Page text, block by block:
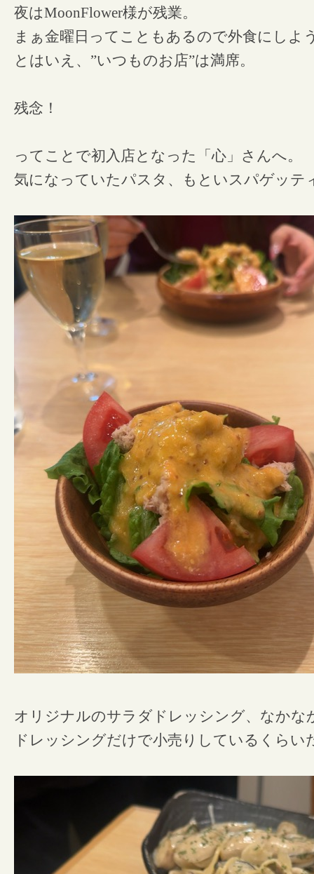
夜はMoonFlower様が残業。
まぁ金曜日ってこともあるので外食にしよ
とはいえ、”いつものお店”は満席。
残念！
ってことで初入店となった「心」さんへ。
気になっていたパスタ、もといスパゲッテ
オリジナルのサラダドレッシング、なかな
ドレッシングだけで小売りしているくらい